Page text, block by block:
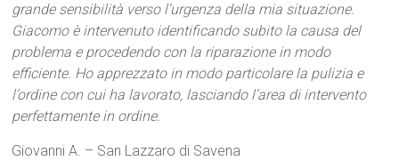
grande sensibilità verso l’urgenza della mia situazione.
Giacomo è intervenuto identificando subito la causa del
problema e procedendo con la riparazione in modo
efficiente. Ho apprezzato in modo particolare la pulizia e
l’ordine con cui ha lavorato, lasciando l’area di intervento
perfettamente in ordine.
Giovanni A. – San Lazzaro di Savena